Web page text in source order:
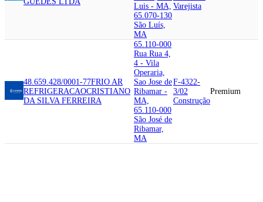
Luis - MA,
65.070-130
São Luís,
MA
Varejista
48.659.428/0001-77FRIO AR
REFRIGERACAOCRISTIANO
DA SILVA FERREIRA
65.110-000
Rua Rua 4,
4 - Vila
Operaria,
Sao Jose de
Ribamar -
MA,
65.110-000
São José de
Ribamar,
MA
F-4322-
3/02
Construção
Premium